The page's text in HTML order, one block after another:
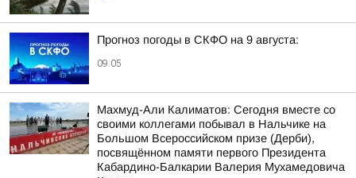
Прогноз погоды в СКФО на 9 августа:
09:05
Махмуд-Али Калиматов: Сегодня вместе со
своими коллегами побывал в Нальчике на
Большом Всероссийском призе (Дерби),
посвящённом памяти первого Президента
Кабардино-Балкарии Валерия Мухамедовича